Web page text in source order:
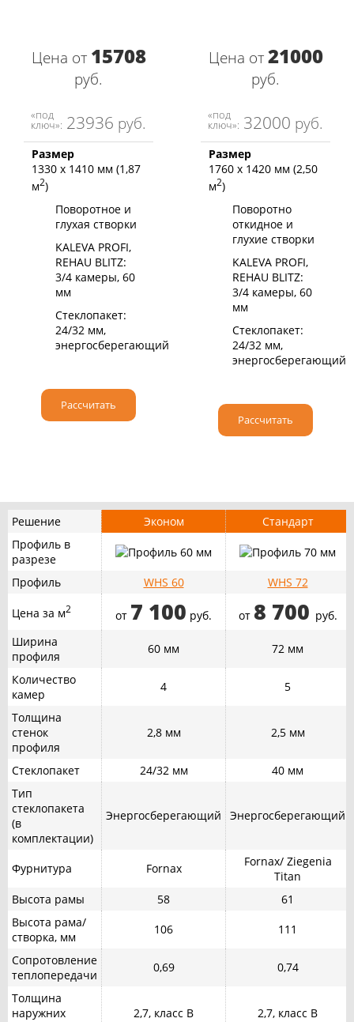
Цена от 15708
руб.
«под
ключ»: 23936 руб.
Размер
1330 х 1410 мм (1,87
м2)
Поворотное и
глухая створки
KALEVA PROFI,
REHAU BLITZ:
3/4 камеры, 60
мм
Стеклопакет:
24/32 мм,
энергосберегающий
Рассчитать
Цена от 21000
руб.
«под
ключ»: 32000 руб.
Размер
1760 х 1420 мм (2,50
м2)
Поворотно
откидное и
глухие створки
KALEVA PROFI,
REHAU BLITZ:
3/4 камеры, 60
мм
Стеклопакет:
24/32 мм,
энергосберегающий
Рассчитать
Решение Эконом
Стандарт
Профиль в
разрезе
Профиль
WHS 60 WHS 72
Цена за м2 от 7 100 руб. от 8 700 руб.
Ширина
профиля
60 мм 72 мм
Количество
камер
4 5
Толщина
стенок
профиля
2,8 мм 2,5 мм
Стеклопакет 24/32 мм
40 мм
Тип
стеклопакета
(в
комплектации)
Энергосберегающий Энергосберегающий
Фурнитура Fornax
Fornax/ Ziegenia
Titan
Высота рамы
58
61
Высота рама/
створка, мм
106 111
Сопротовление
теплопередачи
0,69 0,74
Толщина
наружних
2,7, класс В 2,7, класс В